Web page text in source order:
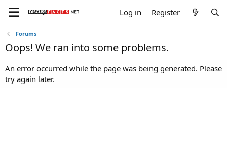
Log in Register
Forums
Oops! We ran into some problems.
An error occurred while the page was being generated. Please
try again later.